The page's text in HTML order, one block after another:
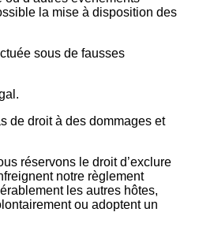
la mise à disposition des
sous de fausses
de droit à des dommages et
réservons le droit d’exclure
notre règlement
les autres hôtes,
ou adoptent un